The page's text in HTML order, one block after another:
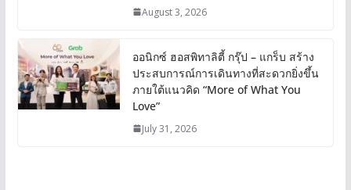
August 3, 2026
ออนิกซ์ ฮอสพิทาลิตี้ กรุ๊ป – แกร็บ สร้าง
ประสบการณ์การเดินทางที่สะดวกยิ่งขึ้น
ภายใต้แนวคิด “More of What You
Love”
July 31, 2026